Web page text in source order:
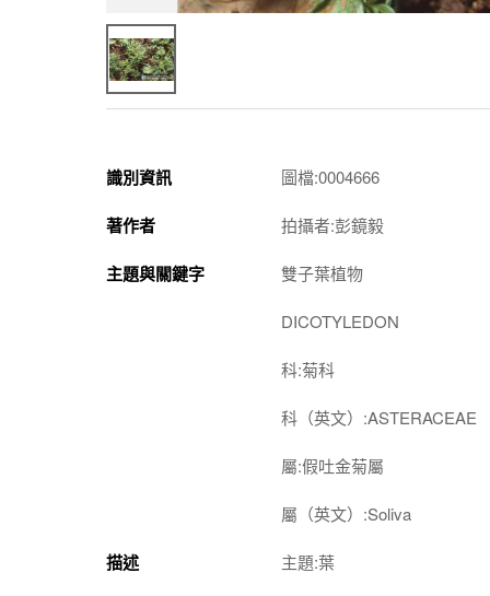
識別資訊 圖檔:0004666
著作者 拍攝者:彭鏡毅
主題與關鍵字 雙子葉植物
DICOTYLEDON
科:菊科
科（英文）:ASTERACEAE
屬:假吐金菊屬
屬（英文）:Soliva
描述 主題:葉